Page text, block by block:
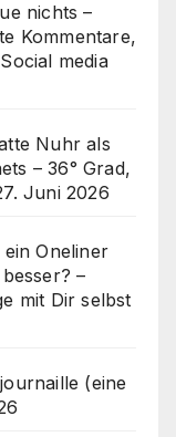
nichts –
Kommentare,
media
Nuhr als
– 36° Grad,
Juni 2026
ein Oneliner
–
mit Dir selbst
(eine